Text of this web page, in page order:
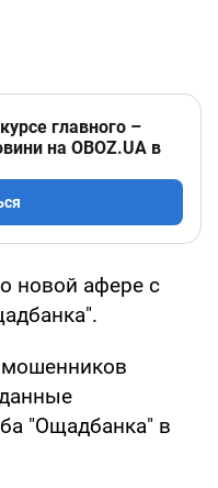
главного –
на OBOZ.UA в
новой афере с
"Ощадбанка" в